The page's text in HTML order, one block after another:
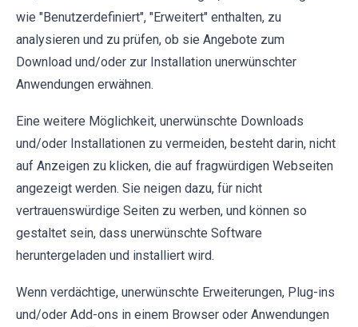
wie "Benutzerdefiniert", "Erweitert" enthalten, zu
analysieren und zu prüfen, ob sie Angebote zum
Download und/oder zur Installation unerwünschter
Anwendungen erwähnen.
Eine weitere Möglichkeit, unerwünschte Downloads
und/oder Installationen zu vermeiden, besteht darin, nicht
auf Anzeigen zu klicken, die auf fragwürdigen Webseiten
angezeigt werden. Sie neigen dazu, für nicht
vertrauenswürdige Seiten zu werben, und können so
gestaltet sein, dass unerwünschte Software
heruntergeladen und installiert wird.
Wenn verdächtige, unerwünschte Erweiterungen, Plug-ins
und/oder Add-ons in einem Browser oder Anwendungen